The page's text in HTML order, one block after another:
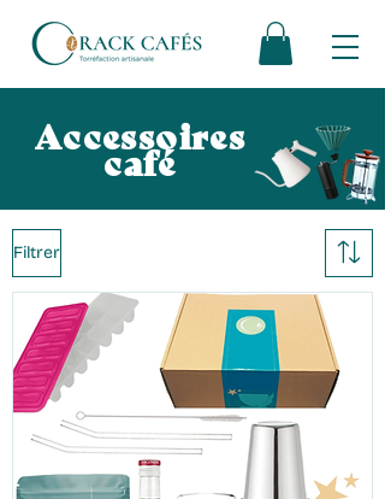
Accessoires
café
Filtrer